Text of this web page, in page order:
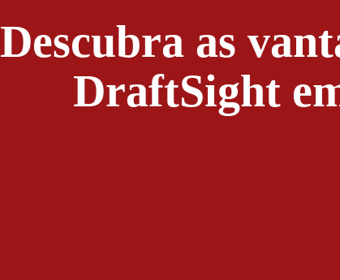
Descubra as
DraftSight